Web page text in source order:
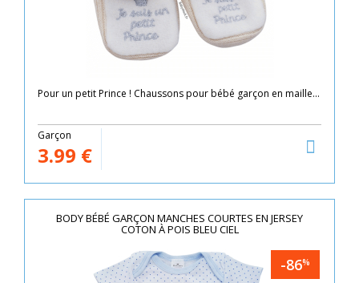
Pour un petit Prince ! Chaussons pour bébé garçon en maille...
Garçon
3.99 €
BODY BÉBÉ GARÇON MANCHES COURTES EN JERSEY
COTON À POIS BLEU CIEL
-86%